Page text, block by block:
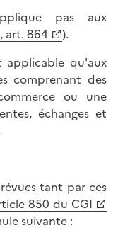
pas aux
art. 864
).
applicable qu'aux
comprenant des
ou une
échanges et
tant par ces
850 du CGI
suivante :